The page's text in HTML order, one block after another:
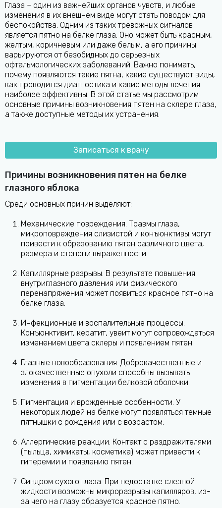
Глаза – один из важнейших органов чувств, и любые
изменения в их внешнем виде могут стать поводом для
беспокойства. Одним из таких тревожных сигналов
является пятно на белке глаза. Оно может быть красным,
желтым, коричневым или даже белым, а его причины
варьируются от безобидных до серьезных
офтальмологических заболеваний. Важно понимать,
почему появляются такие пятна, какие существуют виды,
как проводится диагностика и какие методы лечения
наиболее эффективны. В этой статье мы рассмотрим
основные причины возникновения пятен на склере глаза,
а также доступные методы их устранения.
Записаться к врачу
Причины возникновения пятен на белке
глазного яблока
Среди основных причин выделяют:
Механические повреждения. Травмы глаза,
микроповреждения слизистой и конъюнктивы могут
привести к образованию пятен различного цвета,
размера и степени выраженности.
Капиллярные разрывы. В результате повышения
внутриглазного давления или физического
перенапряжения может появиться красное пятно на
белке глаза.
Инфекционные и воспалительные процессы.
Конъюнктивит, кератит, увеит могут сопровождаться
изменением цвета склеры и появлением пятен.
Глазные новообразования. Доброкачественные и
злокачественные опухоли способны вызывать
изменения в пигментации белковой оболочки.
Пигментация и врожденные особенности. У
некоторых людей на белке могут появляться темные
пятнышки с рождения или с возрастом.
Аллергические реакции. Контакт с раздражителями
(пыльца, химикаты, косметика) может привести к
гиперемии и появлению пятен.
Синдром сухого глаза. При недостатке слезной
жидкости возможны микроразрывы капилляров, из-
за чего на глазу образуется красное пятно.